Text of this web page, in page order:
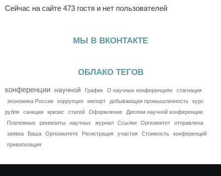
Сейчас на сайте 473 гостя и нет пользователей
МЫ В ВКОНТАКТЕ
ОБЛАКО ТЕГОВ
конференции научной График О научных конференциях
стагнация
экономика России
коррупция импорт добывающая промышленность
курс
рубля
санкции кризис статей Оформление
Диплом научной конференции
Платежные
реквизиты научных журнал Ссылки Оргкомитет
отправлена
заявка
Ваша Оргкомитете Регистрация участия Стоимость
конференций
приватизация